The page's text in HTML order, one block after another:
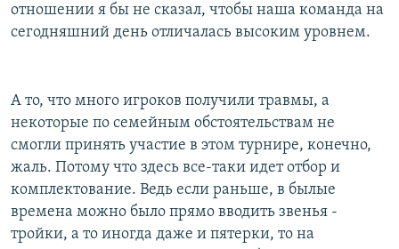
отношении я бы не сказал, чтобы наша команда на
сегодняшний день отличалась высоким уровнем.
А то, что много игроков получили травмы, а
некоторые по семейным обстоятельствам не
смогли принять участие в этом турнире, конечно,
жаль. Потому что здесь все-таки идет отбор и
комплектование. Ведь если раньше, в былые
времена можно было прямо вводить звенья -
тройки, а то иногда даже и пятерки, то на